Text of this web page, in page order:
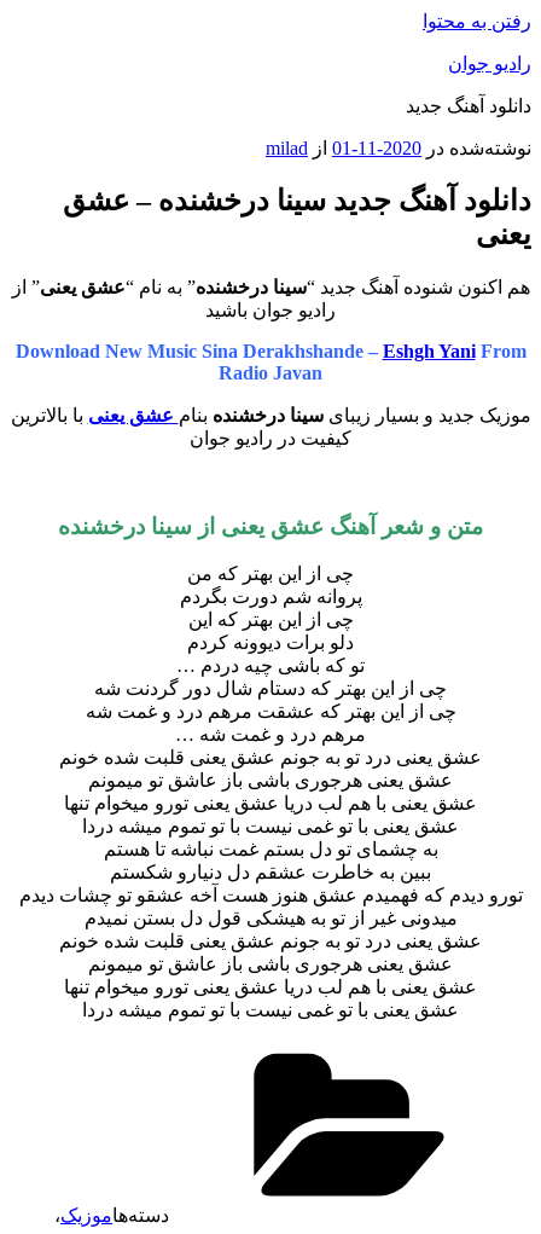
رفتن به محتوا
رادیو جوان
دانلود آهنگ جدید
نوشته‌شده در 2020-11-01 از milad
دانلود آهنگ جدید سینا درخشنده – عشق
یعنی
هم اکنون شنوده آهنگ جدید “سینا درخشنده” به نام “عشق یعنی” از
رادیو جوان باشید
Download New Music Sina Derakhshande – Eshgh YaniFrom
Radio Javan
موزیک جدید و بسیار زیبایسینا درخشنده بنام عشق یعنی با بالاترین
کیفیت در رادیو جوان
متن و شعر آهنگ عشق یعنی از سینا درخشنده
چی از این بهتر که من
پروانه شم دورت بگردم
چی از این بهتر که این
دلو برات دیوونه کردم
تو که باشی چیه دردم …
چی از این بهتر که دستام شال دور گردنت شه
چی از این بهتر که عشقت مرهم درد و غمت شه
مرهم درد و غمت شه …
عشق یعنی درد تو به جونم عشق یعنی قلبت شده خونم
عشق یعنی هرجوری باشی باز عاشق تو میمونم
عشق یعنی با هم لب دریا عشق یعنی تورو میخوام تنها
عشق یعنی با تو غمی نیست با تو تموم میشه دردا
به چشمای تو دل بستم غمت نباشه تا هستم
ببین به خاطرت عشقم دل دنیارو شکستم
تورو دیدم که فهمیدم عشق هنوز هست آخه عشقو تو چشات دیدم
میدونی غیر از تو به هیشکی قول دل بستن نمیدم
عشق یعنی درد تو به جونم عشق یعنی قلبت شده خونم
عشق یعنی هرجوری باشی باز عاشق تو میمونم
عشق یعنی با هم لب دریا عشق یعنی تورو میخوام تنها
عشق یعنی با تو غمی نیست با تو تموم میشه دردا
دسته‌هاموزیک،